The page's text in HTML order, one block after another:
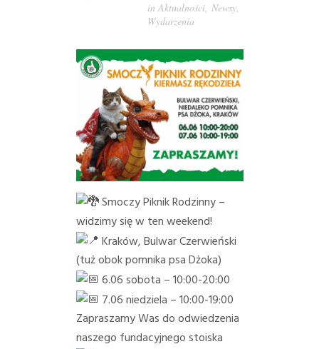
in Aktualności, Newsy,
Wydarzenia
Smoczy Piknik Rodzinny –
widzimy się w ten weekend!
Kraków, Bulwar Czerwieński
(tuż obok pomnika psa Dżoka)
6.06 sobota – 10:00-20:00
7.06 niedziela – 10:00-19:00
Zapraszamy Was do odwiedzenia
naszego fundacyjnego stoiska